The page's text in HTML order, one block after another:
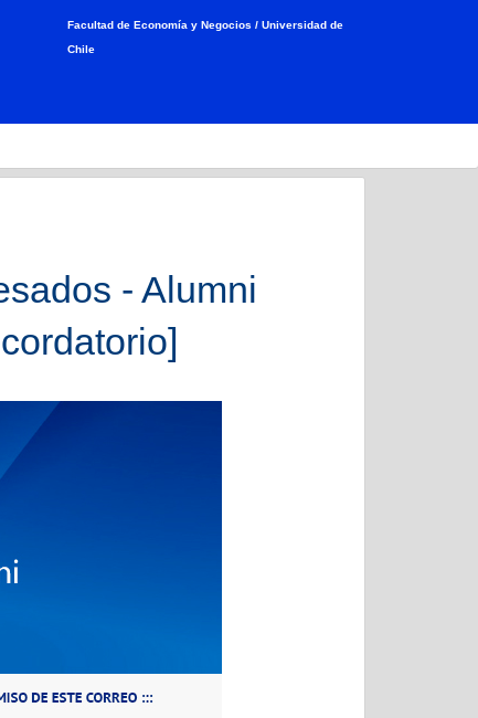
Facultad de Economía y Negocios / Universidad de
Chile
- Alumni